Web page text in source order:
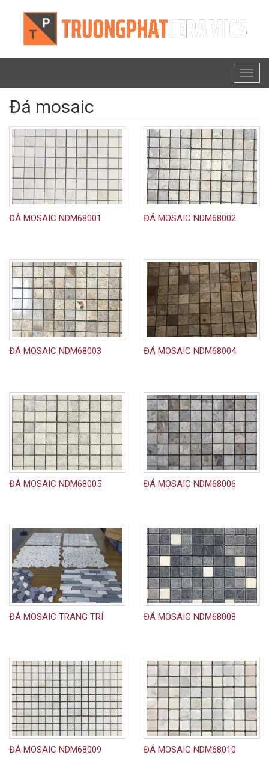
Đá mosaic
ĐÁ MOSAIC NDM68001 ĐÁ MOSAIC NDM68002
ĐÁ MOSAIC NDM68003 ĐÁ MOSAIC NDM68004
ĐÁ MOSAIC NDM68005 ĐÁ MOSAIC NDM68006
ĐÁ MOSAIC TRANG TRÍ ĐÁ MOSAIC NDM68008
ĐÁ MOSAIC NDM68009 ĐÁ MOSAIC NDM68010